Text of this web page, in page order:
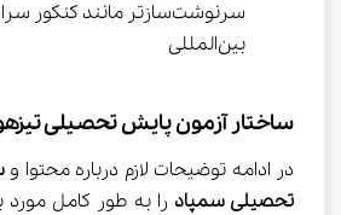
سرنوشت‌سازتر مانند
بین‌المللی
ساختار آزمون پایش تحصیلی
در ادامه توضیحات لازم درباره محتوا و
تحصیلی سمپاد را به طور کامل